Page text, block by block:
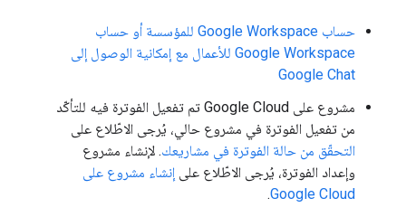
حساب Google Workspace للمؤسسة أو حساب
Google Workspace للأعمال مع إمكانية الوصول إلى
Google Chat
مشروع على Google Cloud تم تفعيل الفوترة فيه للتأكّد
من تفعيل الفوترة في مشروع حالي، يُرجى الاطّلاع على
التحقّق من حالة الفوترة في مشاريعك. لإنشاء مشروع
وإعداد الفوترة، يُرجى الاطّلاع على إنشاء مشروع على
Google Cloud
.